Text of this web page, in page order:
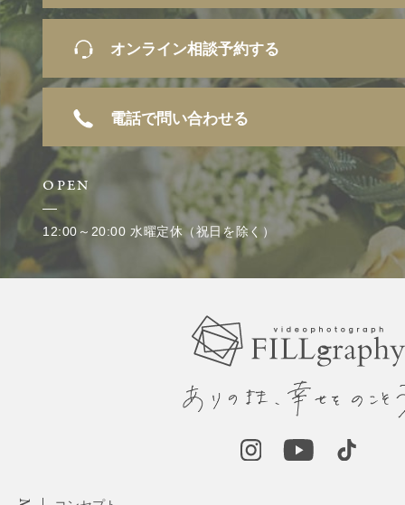
オンライン相談予約する
電話で問い合わせる
OPEN
12:00～20:00 水曜定休（祝日を除く）